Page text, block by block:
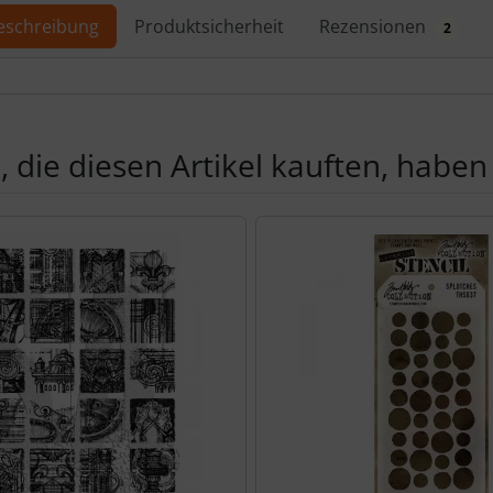
Produktsicherheit Rezensionen 2
die diesen Artikel kauften,